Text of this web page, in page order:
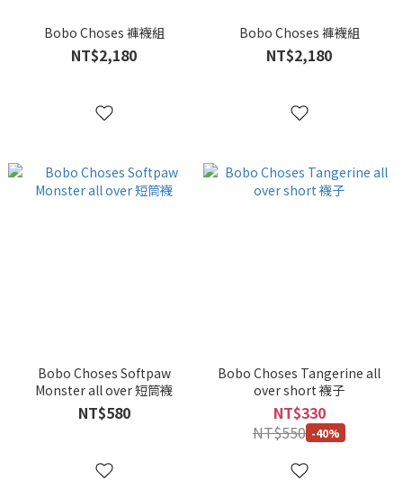
Bobo Choses 褲襪組
NT$2,180
Bobo Choses 褲襪組
NT$2,180
Bobo Choses Softpaw
Monster all over 短筒襪
NT$580
Bobo Choses Tangerine all
over short 襪子
NT$330
NT$550 -40%